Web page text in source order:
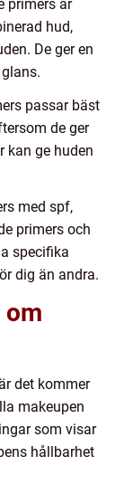
primers är
hud,
De ger en
passar bäst
de ger
kan ge huden
med spf,
primers och
specifika
dig än andra.
om
det kommer
makeupen
som visar
hållbarhet